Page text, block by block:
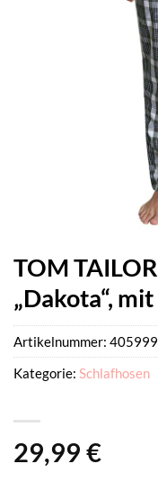
TOM
„Dakota“,
29,99 €
Artikelnummer:
Kategorie: Schlafhosen